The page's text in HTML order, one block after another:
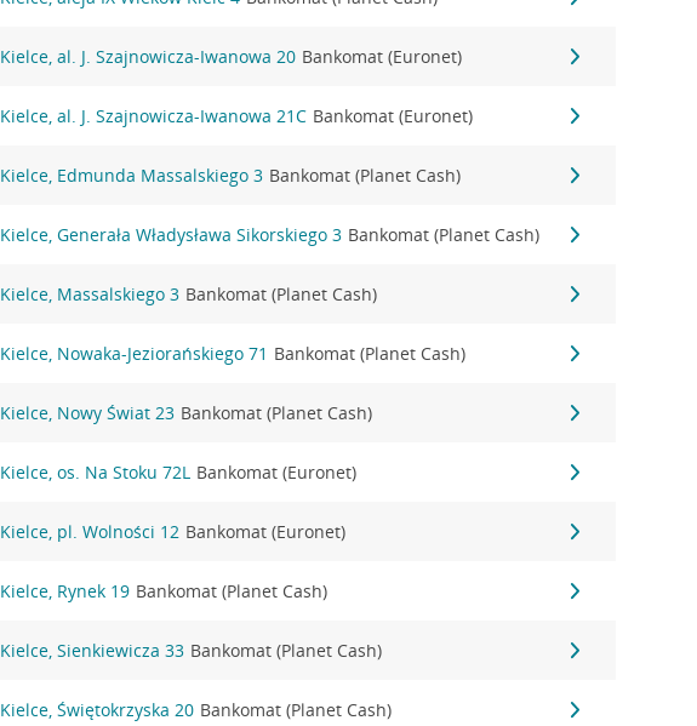
Kielce, al. J. Szajnowicza-Iwanowa 20 Bankomat (Euronet)
Kielce, al. J. Szajnowicza-Iwanowa 21C Bankomat (Euronet)
Kielce, Edmunda Massalskiego 3 Bankomat (Planet Cash)
Kielce, Generała Władysława Sikorskiego 3 Bankomat (Planet Cash)
Kielce, Massalskiego 3 Bankomat (Planet Cash)
Kielce, Nowaka-Jeziorańskiego 71 Bankomat (Planet Cash)
Kielce, Nowy Świat 23 Bankomat (Planet Cash)
Kielce, os. Na Stoku 72L Bankomat (Euronet)
Kielce, pl. Wolności 12 Bankomat (Euronet)
Kielce, Rynek 19 Bankomat (Planet Cash)
Kielce, Sienkiewicza 33 Bankomat (Planet Cash)
Kielce, Świętokrzyska 20 Bankomat (Planet Cash)